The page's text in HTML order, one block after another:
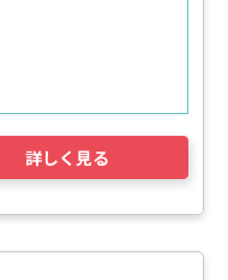
詳しく見る